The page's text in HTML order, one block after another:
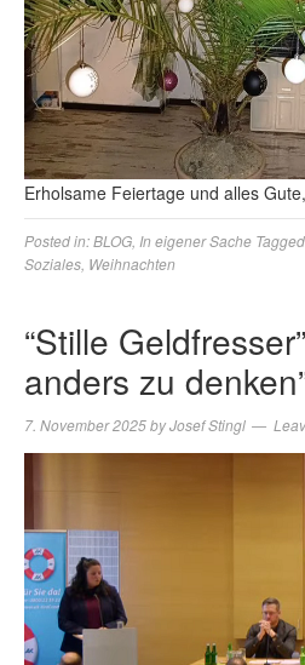
Erholsame Feiertage und alles Gute,
Posted in:BLOG In eigener Sache
Soziales Weihnachten
“Stille
anders zu
7. November 2025byJosef Stingl